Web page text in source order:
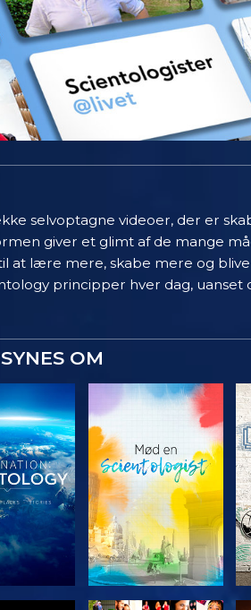
selvoptagne videoer, der er
giver et glimt af de mange
at lære mere, skabe mere og
principper hver dag,
OM